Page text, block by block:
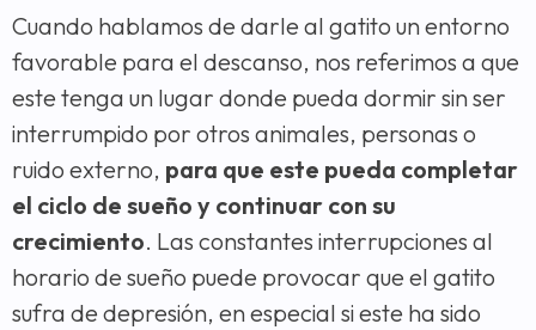
Cuando hablamos de darle al gatito un entorno
favorable para el descanso, nos referimos a que
este tenga un lugar donde pueda dormir sin ser
interrumpido por otros animales, personas o
ruido externo, para que este pueda completar
el ciclo de sueño y continuar con su
crecimiento. Las constantes interrupciones al
horario de sueño puede provocar que el gatito
sufra de depresión, en especial si este ha sido